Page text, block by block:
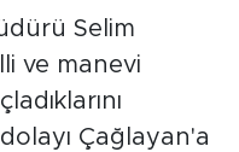
Selim
ve manevi
Çağlayan'a